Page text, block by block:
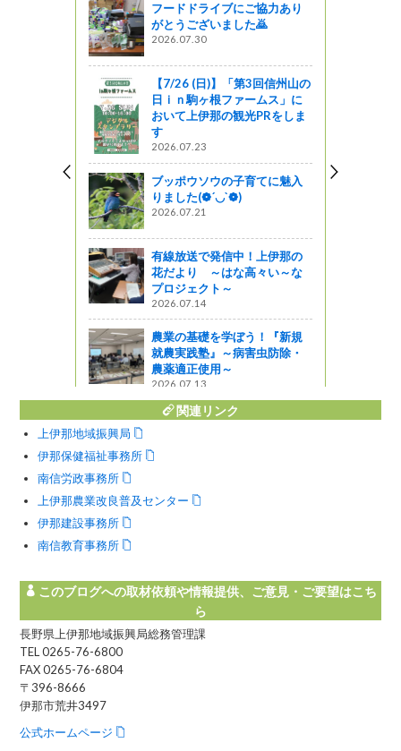
フードドライブにご協力あり
がとうございました🙇
2026.07.30
【7/26 (日)】「第3回信州山の
日ｉｎ駒ヶ根ファームス」に
おいて上伊那の観光PRをしま
す
2026.07.23
ブッポウソウの子育てに魅入
りました(❁´◡`❁)
2026.07.21
有線放送で発信中！上伊那の
花だより ～はな高々い～な
プロジェクト～
2026.07.14
農業の基礎を学ぼう！『新規
就農実践塾』～病害虫防除・
農薬適正使用～
2026.07.13
関連リンク
上伊那地域振興局
伊那保健福祉事務所
南信労政事務所
上伊那農業改良普及センター
伊那建設事務所
南信教育事務所
このブログへの取材依頼や情報提供、ご意見・ご要望はこち
ら
長野県上伊那地域振興局総務管理課
TEL 0265-76-6800
FAX 0265-76-6804
〒396-8666
伊那市荒井3497
公式ホームページ